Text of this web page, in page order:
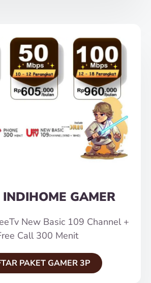
INDIHOME GAMER
New Basic 109 Channel +
Call 300 Menit
PAKET GAMER 3P